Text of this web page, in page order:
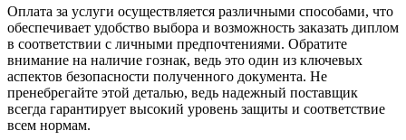
Оплата за услуги осуществляется различными способами, что
обеспечивает удобство выбора и возможность заказать диплом
в соответствии с личными предпочтениями. Обратите
внимание на наличие гознак, ведь это один из ключевых
аспектов безопасности полученного документа. Не
пренебрегайте этой деталью, ведь надежный поставщик
всегда гарантирует высокий уровень защиты и соответствие
всем нормам.